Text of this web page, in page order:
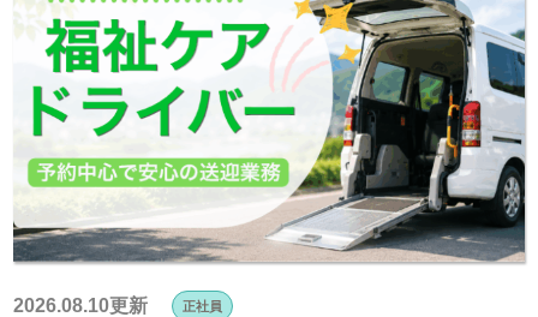
2026.08.10更新 正社員
a
c
e
b
o
i
n